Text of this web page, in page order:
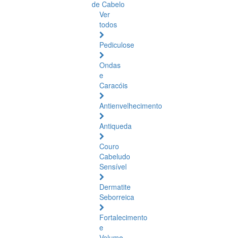
de Cabelo
Ver
todos
Pediculose
Ondas
e
Caracóis
Antienvelhecimento
Antiqueda
Couro
Cabeludo
Sensível
Dermatite
Seborreica
Fortalecimento
e